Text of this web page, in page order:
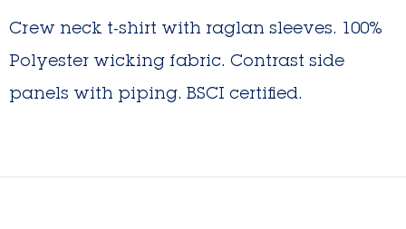
Crew neck t-shirt with raglan sleeves. 100%
Polyester wicking fabric. Contrast side
panels with piping. BSCI certified.